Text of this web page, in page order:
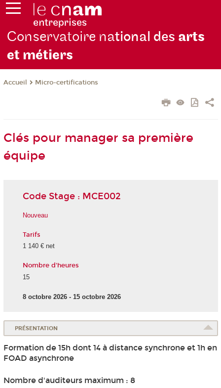
Conservatoire national des arts
et métiers
Accueil Micro-certifications
Clés pour manager sa première
équipe
Code Stage : MCE002
Nouveau
Tarifs
1 140 € net
Nombre d'heures
15
8 octobre 2026 - 15 octobre 2026
PRÉSENTATION
Formation de 15h dont 14 à distance synchrone et 1h en
FOAD asynchrone
Nombre d'auditeurs maximum : 8